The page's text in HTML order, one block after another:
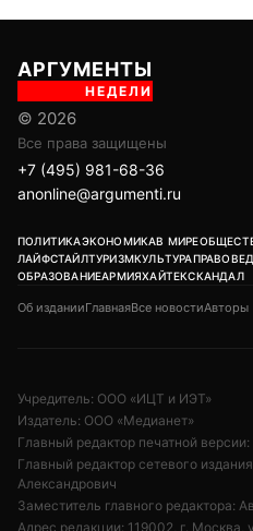
АРГУМЕНТЫ
НЕДЕЛИ
© 2026
Все права защищены
+7 (495) 981-68-36
anonline@argumenti.ru
ПОЛИТИКАЭКОНОМИКАВ МИРЕ
ЛАЙФСТАЙЛТУРИЗМКУЛЬТУРА
ОБРАЗОВАНИЕАРМИЯХАЙТЕКСКАНДАЛ
Об изданииГлавнаяВсе новостиАвторы
Учредитель: ООО «ИЦТ и ИЭТ»
Издатель: ООО «Медианет»
Главный редактор печатной
Главный редактор сетевого
Александрович
Заместитель главного редактора:
Адрес редакции: 119002, г. Москва,